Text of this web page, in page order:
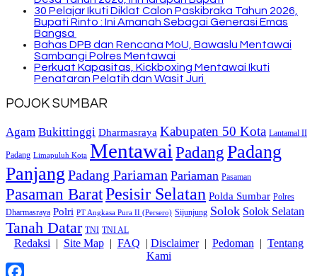
30 Pelajar Ikuti Diklat Calon Paskibraka Tahun 2026,
Bupati Rinto : Ini Amanah Sebagai Generasi Emas
Bangsa
Bahas DPB dan Rencana MoU, Bawaslu Mentawai
Sambangi Polres Mentawai
Perkuat Kapasitas, Kickboxing Mentawai Ikuti
Penataran Pelatih dan Wasit Juri
POJOK SUMBAR
Agam Bukittinggi Dharmasraya Kabupaten 50 Kota Lantamal II
Padang Limapuluh Kota Mentawai PadangPadang
Panjang Padang Pariaman Pariaman Pasaman
Pasaman BaratPesisir Selatan Polda Sumbar Polres
Dharmasraya Polri PT Angkasa Pura II (Persero) Sijunjung Solok Solok Selatan
Tanah Datar TNI TNI AL
Redaksi | Site Map| FAQ | Disclaimer| Pedoman | Tentang
Kami